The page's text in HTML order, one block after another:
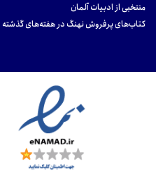
منتخبی از ادبیات آلمان
کتاب‌های پرفروش نهنگ در هفته‌های گذشته